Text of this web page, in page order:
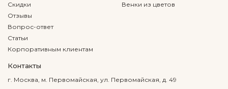
Скидки
Отзывы
Вопрос-ответ
Статьи
Корпоративным клиентам
Венки из цветов
Контакты
г. Москва, м. Первомайская, ул. Первомайская, д. 49